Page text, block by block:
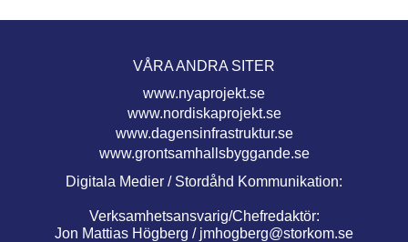
VÅRA ANDRA SITER
www.nyaprojekt.se
www.nordiskaprojekt.se
www.dagensinfrastruktur.se
www.grontsamhallsbyggande.se
Digitala Medier / Stordåhd Kommunikation:
Verksamhetsansvarig/Chefredaktör:
Jon Mattias Högberg / jmhogberg@storkom.se